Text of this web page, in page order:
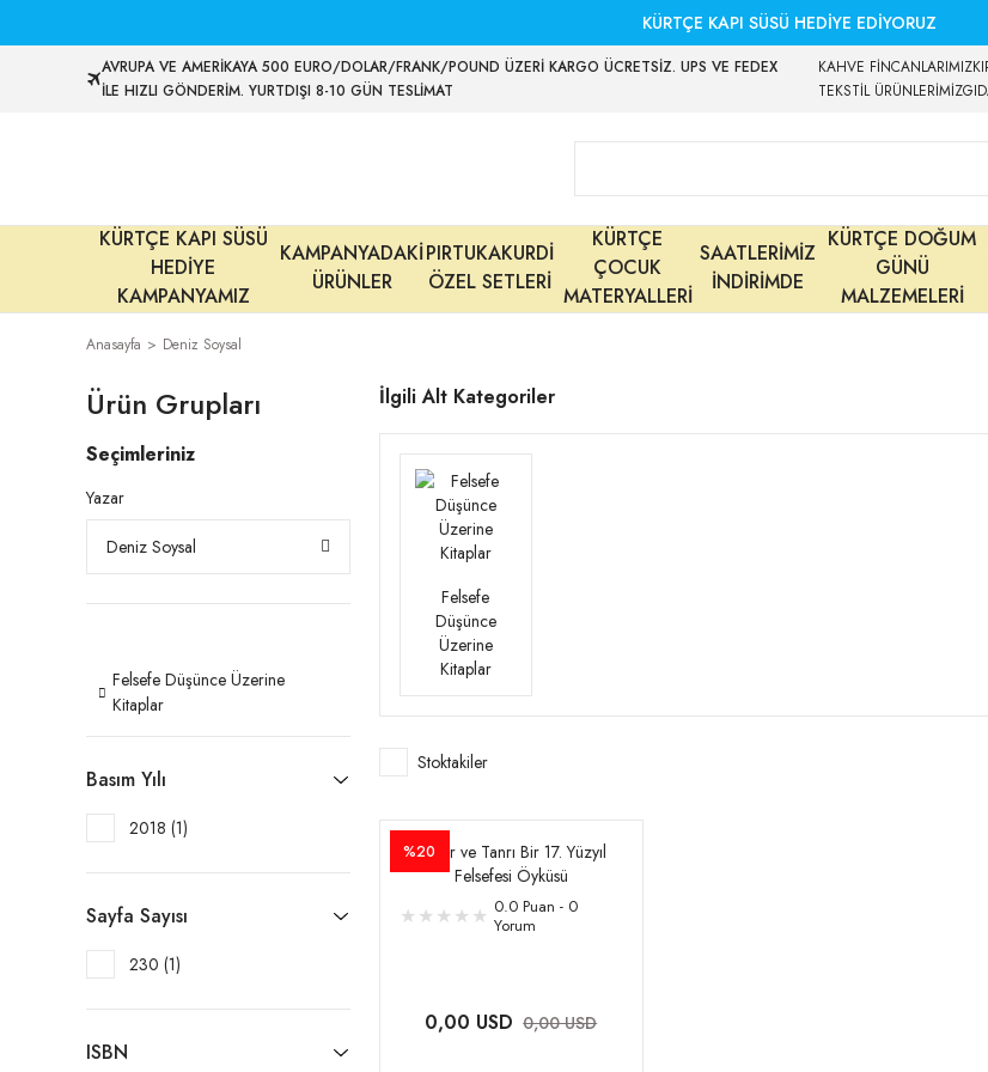
KÜRTÇE KAPI SÜSÜ HEDİYE EDİYORUZ
AVRUPA VE AMERİKAYA 500 EURO/DOLAR/FRANK/POUND ÜZERİ KARGO ÜCRETSİZ. UPS VE FEDEX
İLE HIZLI GÖNDERİM. YURTDIŞI 8-10 GÜN TESLİMAT
KAHVE FİNCANLARIMIZ
TEKSTİL ÜRÜNLERİMİZ
KÜRTÇE KAPI SÜSÜ
HEDİYE
KAMPANYAMIZ
KAMPANYADAKİ
ÜRÜNLER
PIRTUKAKURDİ
ÖZEL SETLERİ
KÜRTÇE
ÇOCUK
MATERYALLERİ
SAATLERİMİZ
İNDİRİMDE
KÜRTÇE DOĞUM
GÜNÜ
MALZEMELERİ
Anasayfa Deniz Soysal
Ürün Grupları
Seçimleriniz
Yazar
Deniz Soysal
Felsefe Düşünce Üzerine
Kitaplar
Basım Yılı
2018 (1)
Sayfa Sayısı
230 (1)
ISBN
İlgili Alt Kategoriler
Felsefe
Düşünce
Üzerine
Kitaplar
Stoktakiler
%20
İdeler ve Tanrı Bir 17. Yüzyıl
Felsefesi Öyküsü
0.0 Puan - 0
Yorum
0,00 USD 0,00 USD